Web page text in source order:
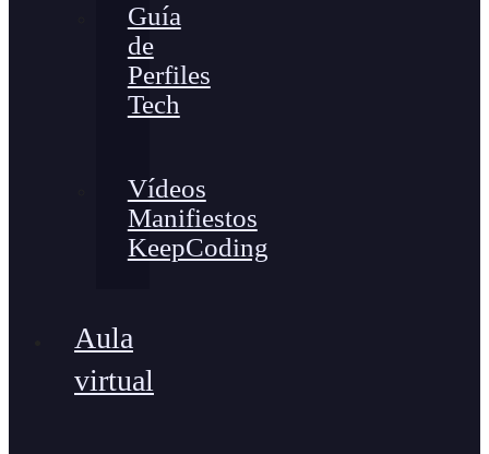
Guía
de
Perfiles
Tech
Vídeos
Manifiestos
KeepCoding
Aula
virtual